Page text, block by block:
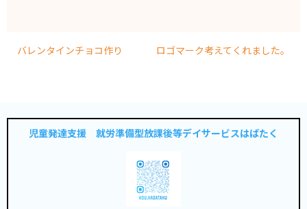
バレンタインチョコ作り ロゴマーク考えてくれました。
児童発達支援 就労準備型放課後等デイサービスはばたく